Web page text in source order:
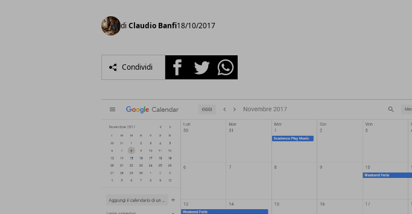
di Claudio Banfi18/10/2017
Condividi FacebookTwitterWhatsapp